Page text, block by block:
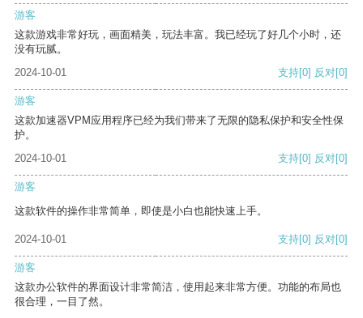
游客
这款游戏非常好玩，画面精美，玩法丰富。我已经玩了好几个小时，还
没有玩腻。
2024-10-01
支持[0] 反对[0]
游客
这款加速器VPM应用程序已经为我们带来了无限的隐私保护和安全性保
护。
2024-10-01
支持[0] 反对[0]
游客
这款软件的操作非常简单，即使是小白也能快速上手。
2024-10-01 支持[0] 反对[0]
游客
这款办公软件的界面设计非常简洁，使用起来非常方便。功能的布局也
很合理，一目了然。